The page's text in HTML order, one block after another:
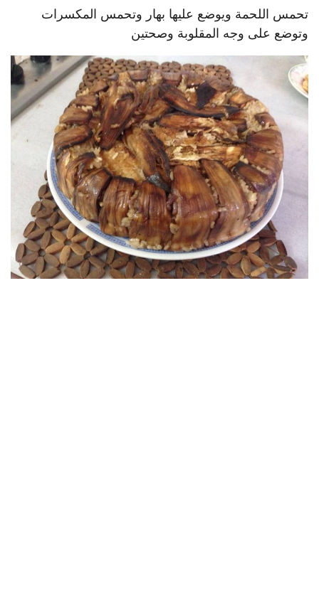
تحمس اللحمة ويوضع عليها بهار وتحمس المكسرات
وتوضع على وجه المقلوبة وصحتين